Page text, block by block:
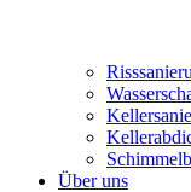
Über uns